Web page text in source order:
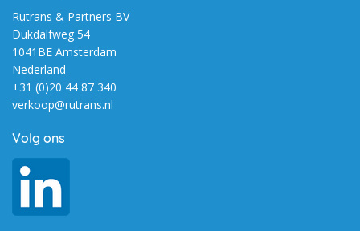
Rutrans & Partners BV
Dukdalfweg 54
1041BE Amsterdam
Nederland
+31 (0)20 44 87 340
verkoop@rutrans.nl
Volg ons